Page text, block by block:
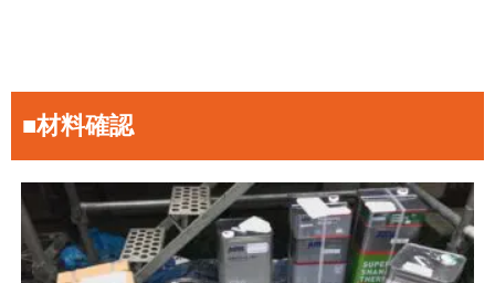
■材料確認